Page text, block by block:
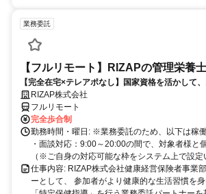
業務委託
【フルリモート】RIZAPの管理栄養
【完全在宅×テレアポなし】国家資格を活かして
う一つの安心」を。主婦・Wワーカー活躍中！「
方以降の数時間だけ」など、生活リズムに合わせ
す。1件ごとの成果報酬型だから、頑張った分だけ
に。充実のサポート体制で、安心の在宅ワークを
RIZAP株式会社
フルリモート
完全歩合制
勤務時間・曜日: ※業務委託のため、以下は稼
・面談対応：9:00～20:00の間で、対象者様と
（※ご自身の対応可能な枠をシステム上で設
仕事内容: RIZAP株式会社健康経営保険者事業
ーとして、 参加者がより健康的な生活習慣を